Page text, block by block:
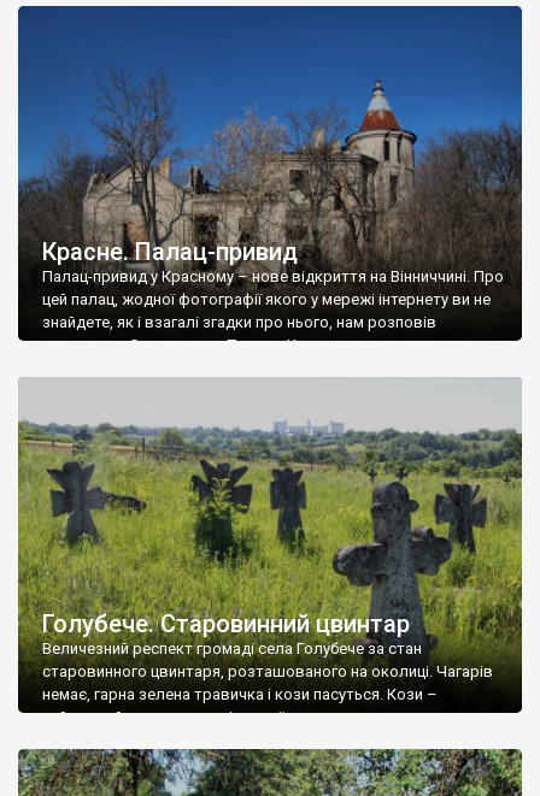
Красне. Палац-привид
Палац-привид у Красному – нове відкриття на Вінниччині. Про
цей палац, жодної фотографії якого у мережі інтернету ви не
знайдете, як і взагалі згадки про нього, нам розповів
мешканець Самгородка. Палац у Красному вразив не лише
Голубече. Старовинний цвинтар
Величезний респект громаді села Голубече за стан
старовинного цвинтаря, розташованого на околиці. Чагарів
немає, гарна зелена травичка і кози пасуться. Кози –
найкращий регулятор шкідливої, для старих кладовищ,
бруньками, кози ті бруньки обгризають, бо то улюблений
делікатес. На цвинтарі у Голубечому ціла колекція